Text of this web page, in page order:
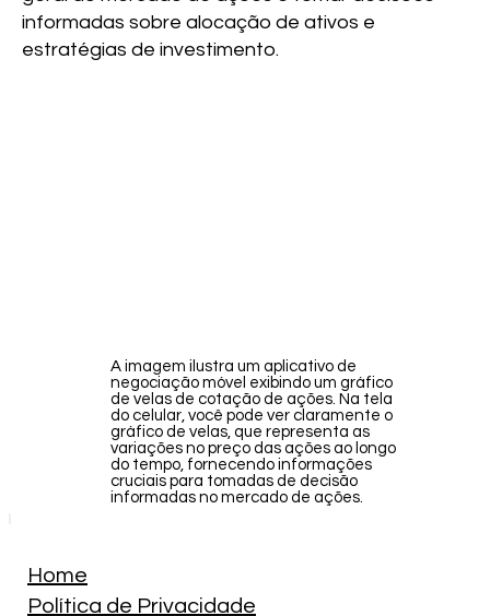
informadas sobre alocação de ativos e
estratégias de investimento.
A imagem ilustra um aplicativo de
negociação móvel exibindo um gráfico
de velas de cotação de ações. Na tela
do celular, você pode ver claramente o
gráfico de velas, que representa as
variações no preço das ações ao longo
do tempo, fornecendo informações
cruciais para tomadas de decisão
informadas no mercado de ações.
Home
Política de Privacidade